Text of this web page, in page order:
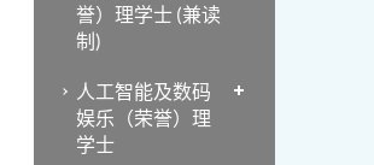
誉）理学士 (兼读
制)
人工智能及数码
娱乐（荣誉）理
学士